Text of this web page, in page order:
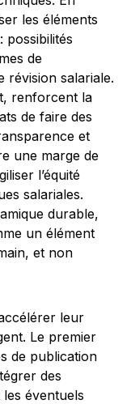
les éléments
possibilités
de
révision salariale.
renforcent la
de faire des
et
une marge de
l’équité
salariales.
durable,
un élément
et non
leur
Le premier
de publication
des
éventuels